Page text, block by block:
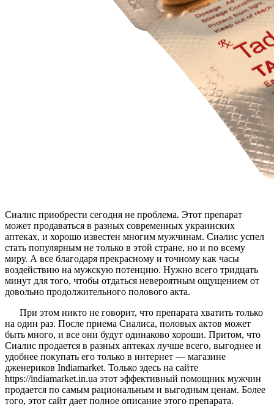
Сиалис приобрести сегодня не проблема. Этот препарат
может продаваться в разных современных украинских
аптеках, и хорошо известен многим мужчинам. Сиалис успел
стать популярным не только в этой стране, но и по всему
миру. А все благодаря прекрасному и точному как часы
воздействию на мужскую потенцию. Нужно всего тридцать
минут для того, чтобы отдаться невероятным ощущением от
довольно продолжительного полового акта.
При этом никто не говорит, что препарата хватить только
на один раз. После приема Сиалиса, половых актов может
быть много, и все они будут одинаково хороши. Притом, что
Сиалис продается в разных аптеках лучше всего, выгоднее и
удобнее покупать его только в интернет — магазине
дженериков Indiamarket. Только здесь на сайте
https://indiamarket.in.ua этот эффективный помощник мужчин
продается по самым рациональным и выгодным ценам. Более
того, этот сайт дает полное описание этого препарата.